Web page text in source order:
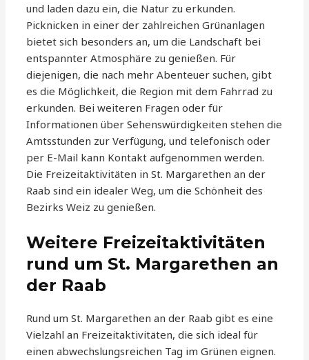
und laden dazu ein, die Natur zu erkunden.
Picknicken in einer der zahlreichen Grünanlagen
bietet sich besonders an, um die Landschaft bei
entspannter Atmosphäre zu genießen. Für
diejenigen, die nach mehr Abenteuer suchen, gibt
es die Möglichkeit, die Region mit dem Fahrrad zu
erkunden. Bei weiteren Fragen oder für
Informationen über Sehenswürdigkeiten stehen die
Amtsstunden zur Verfügung, und telefonisch oder
per E-Mail kann Kontakt aufgenommen werden.
Die Freizeitaktivitäten in St. Margarethen an der
Raab sind ein idealer Weg, um die Schönheit des
Bezirks Weiz zu genießen.
Weitere Freizeitaktivitäten
rund um St. Margarethen an
der Raab
Rund um St. Margarethen an der Raab gibt es eine
Vielzahl an Freizeitaktivitäten, die sich ideal für
einen abwechslungsreichen Tag im Grünen eignen.